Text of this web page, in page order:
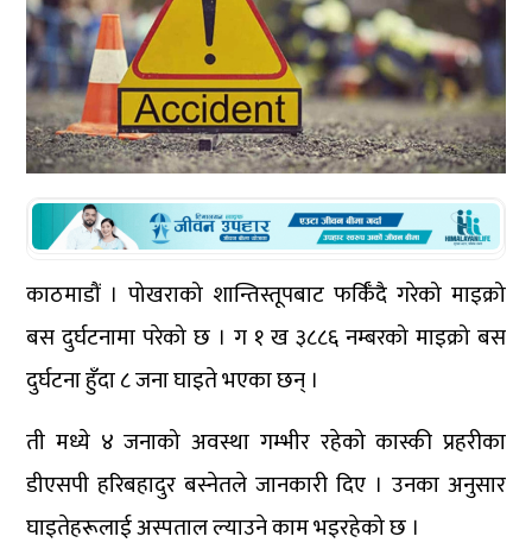
काठमाडौं । पोखराको शान्तिस्तूपबाट फर्किँदै गरेको माइक्रो
बस दुर्घटनामा परेको छ । ग १ ख ३८८६ नम्बरको माइक्रो बस
दुर्घटना हुँदा ८ जना घाइते भएका छन् ।
ती मध्ये ४ जनाको अवस्था गम्भीर रहेको कास्की प्रहरीका
डीएसपी हरिबहादुर बस्नेतले जानकारी दिए । उनका अनुसार
घाइतेहरूलाई अस्पताल ल्याउने काम भइरहेको छ ।